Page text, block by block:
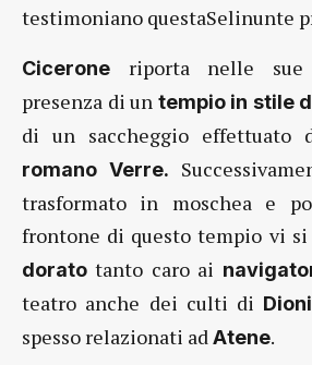
testimoniano questaSelinunte
Cicerone riporta nelle sue
presenza di un tempio in stile
di un saccheggio effettuato
romano Verre.
trasformato in moschea e
frontone di questo tempio vi si
dorato tanto caro ai
teatro anche dei culti di
spesso relazionati ad Atene.